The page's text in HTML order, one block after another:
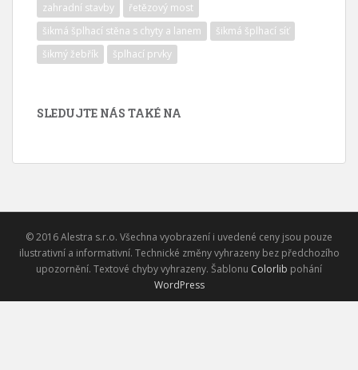
zahradní stavby
řetězový most
šikmá šplhací stěna s chyty a lanem
šikmá šplhací síť
šikmý žebřík
šplhací prvky
SLEDUJTE NÁS TAKÉ NA
© 2016 Alestra s.r.o. Všechna vyobrazení i uvedené ceny jsou pouze
ilustrativní a informativní. Technické změny vyhrazeny bez předchozího
upozornění. Textové chyby vyhrazeny. Šablonu Colorlib pohání
WordPress